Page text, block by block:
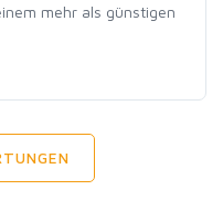
mehr als günstigen